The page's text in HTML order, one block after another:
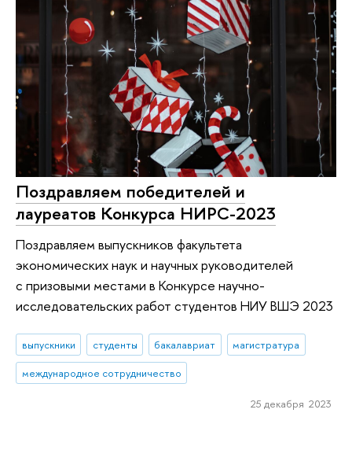
Поздравляем победителей и
лауреатов Конкурса НИРС-2023
Поздравляем выпускников факультета
экономических наук и научных руководителей
с призовыми местами в Конкурсе научно-
исследовательских работ студентов НИУ ВШЭ 2023
выпускники студенты бакалавриат
магистратура
международное сотрудничество
25 декабря 2023